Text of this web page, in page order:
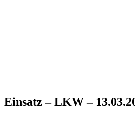
Einsatz – LKW –